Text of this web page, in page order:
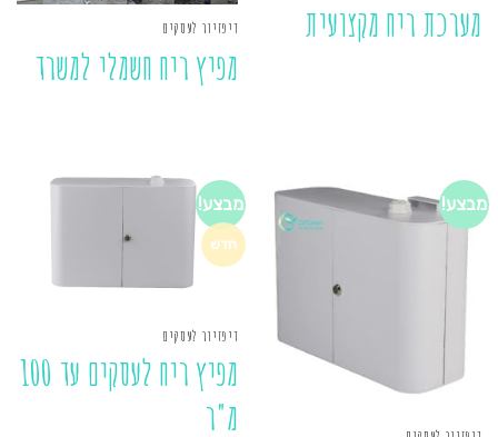
מערכת ריח מקצועית דיפזיור לעסקים
מפיץ ריח חשמלי למשרד
מבצע! מבצע!
חדש
דיפזיור לעסקים
מפיץ ריח לעסקים עד 100
מ"ר